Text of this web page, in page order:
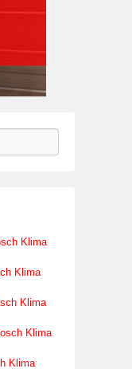
Klima
Klima
Klima
Klima
Klima